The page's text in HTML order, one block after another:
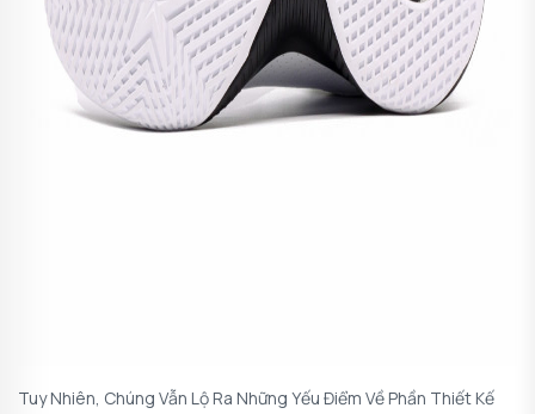
Tuy Nhiên, Chúng Vẫn Lộ Ra Những Yếu Điểm Về Phần Thiết Kế